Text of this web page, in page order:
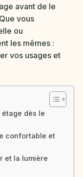
avant de le
vous
ou
les mêmes :
vos usages et
dès le
confortable et
et la lumière